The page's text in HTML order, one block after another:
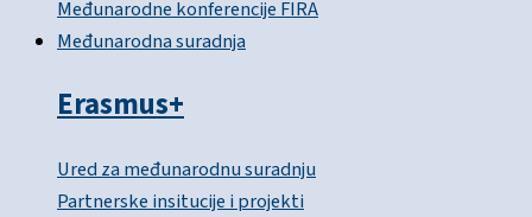
Međunarodne konferencije FIRA
Međunarodna suradnja
Erasmus+
Ured za međunarodnu suradnju
Partnerske insitucije i projekti